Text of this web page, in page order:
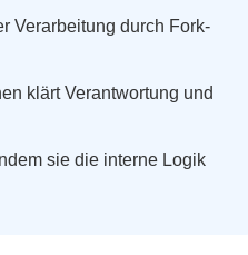
Verarbeitung durch Fork-
klärt Verantwortung und
sie die interne Logik